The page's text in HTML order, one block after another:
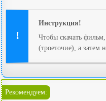
Инструкция!
Чтобы скачать
(троеточие), а затем
Рекомендуем: